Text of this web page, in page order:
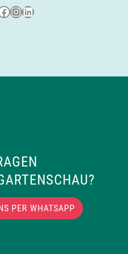
uns auf Facebook
Besuche uns auf Instagram
LinkedIn
PER WHATSAPP